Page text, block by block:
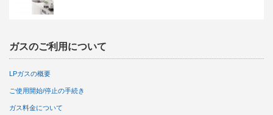
ガスのご利用について
LPガスの概要
ご使用開始/停止の手続き
ガス料金について